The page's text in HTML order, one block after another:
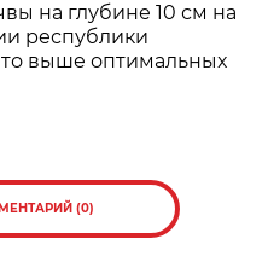
на глубине 10 см на
республики
выше оптимальных
(0)